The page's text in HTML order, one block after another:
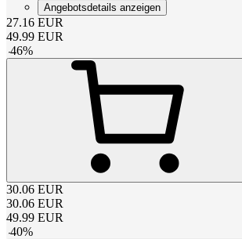
Angebotsdetails anzeigen
27.16 EUR
49.99 EUR
-46%
30.06 EUR
30.06 EUR
49.99 EUR
-40%